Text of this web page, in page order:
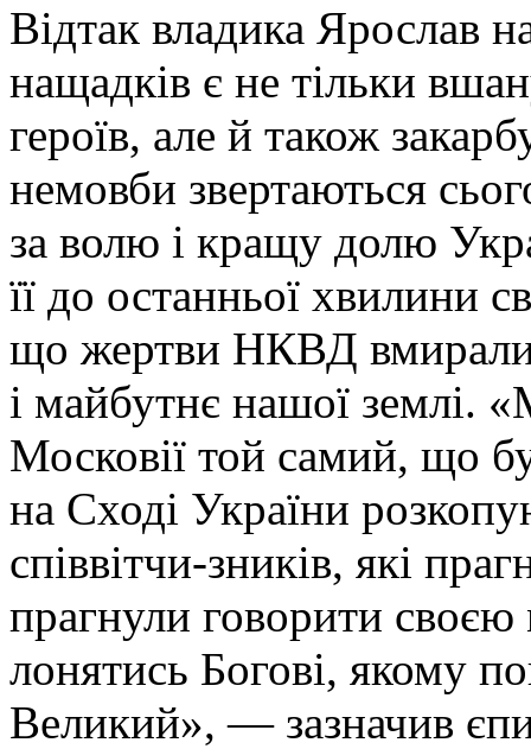
Відтак владика Ярослав
нащадків є не тільки
героїв, але й також
немовби звертаються
за волю і кращу долю
її до останньої хвилини
що жертви НКВД вмирали
і майбутнє нашої землі.
Московії той самий, що
на Сході України
співвітчи-зників, які
прагнули говорити
лонятись Богові, якому
Великий», — зазначив